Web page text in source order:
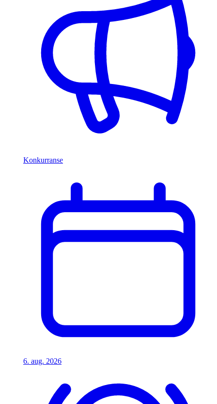
Konkurranse
6. aug. 2026